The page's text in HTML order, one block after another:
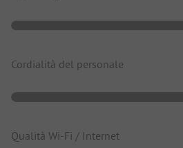
Cordialità del personale
Qualità Wi-Fi / Internet